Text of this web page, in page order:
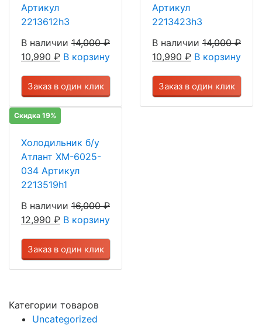
Артикул
2213612h3
В наличии 14,000₽
10,990 ₽ В корзину
Заказ в один клик
Артикул
2213423h3
В наличии 14,000₽
10,990 ₽ В корзину
Заказ в один клик
Скидка 19%
Холодильник б/у
Атлант ХМ-6025-
034 Артикул
2213519h1
В наличии 16,000₽
12,990 ₽ В корзину
Заказ в один клик
Категории товаров
Uncategorized